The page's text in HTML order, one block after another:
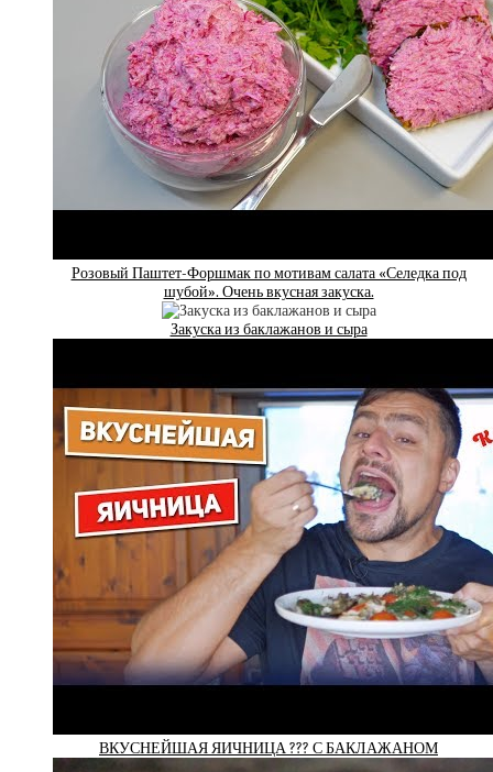
Розовый Паштет-Форшмак по мотивам салата «Селедка под
шубой». Очень вкусная закуска.
Закуска из баклажанов и сыра
ВКУСНЕЙШАЯ ЯИЧНИЦА ??? С БАКЛАЖАНОМ